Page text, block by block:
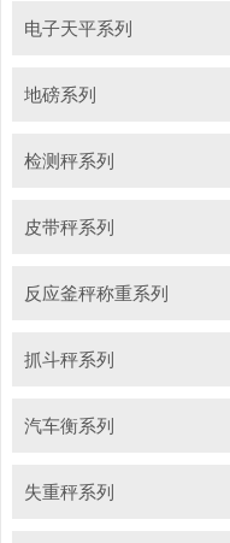
电子天平系列
地磅系列
检测秤系列
皮带秤系列
反应釜秤称重系列
抓斗秤系列
汽车衡系列
失重秤系列